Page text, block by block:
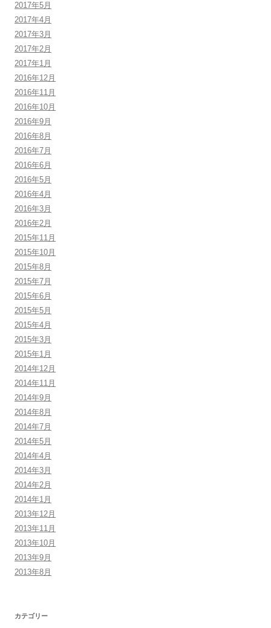
2017年5月
2017年4月
2017年3月
2017年2月
2017年1月
2016年12月
2016年11月
2016年10月
2016年9月
2016年8月
2016年7月
2016年6月
2016年5月
2016年4月
2016年3月
2016年2月
2015年11月
2015年10月
2015年8月
2015年7月
2015年6月
2015年5月
2015年4月
2015年3月
2015年1月
2014年12月
2014年11月
2014年9月
2014年8月
2014年7月
2014年5月
2014年4月
2014年3月
2014年2月
2014年1月
2013年12月
2013年11月
2013年10月
2013年9月
2013年8月
カテゴリー